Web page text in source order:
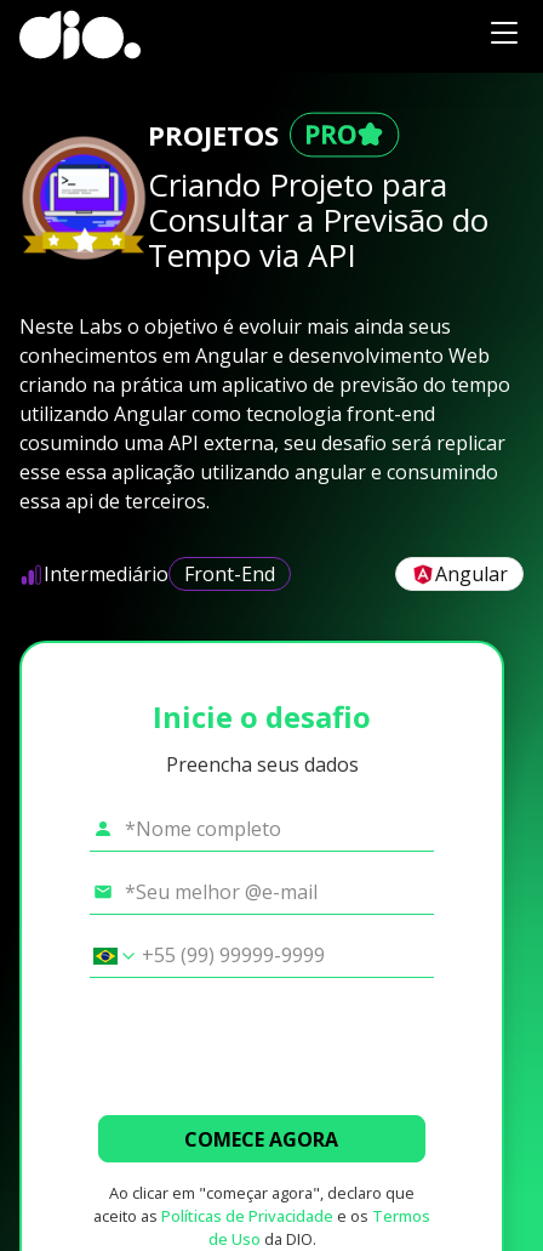
PROJETOS
Criando Projeto para
Consultar a Previsão do
Tempo via API
Neste Labs o objetivo é evoluir mais ainda seus
conhecimentos em Angular e desenvolvimento Web
criando na prática um aplicativo de previsão do tempo
utilizando Angular como tecnologia front-end
cosumindo uma API externa, seu desafio será replicar
esse essa aplicação utilizando angular e consumindo
essa api de terceiros.
Intermediário Front-End Angular
Inicie o desafio
Preencha seus dados
COMECE AGORA
Ao clicar em "começar agora", declaro que
aceito as Políticas de Privacidade e os Termos
de Uso da DIO.